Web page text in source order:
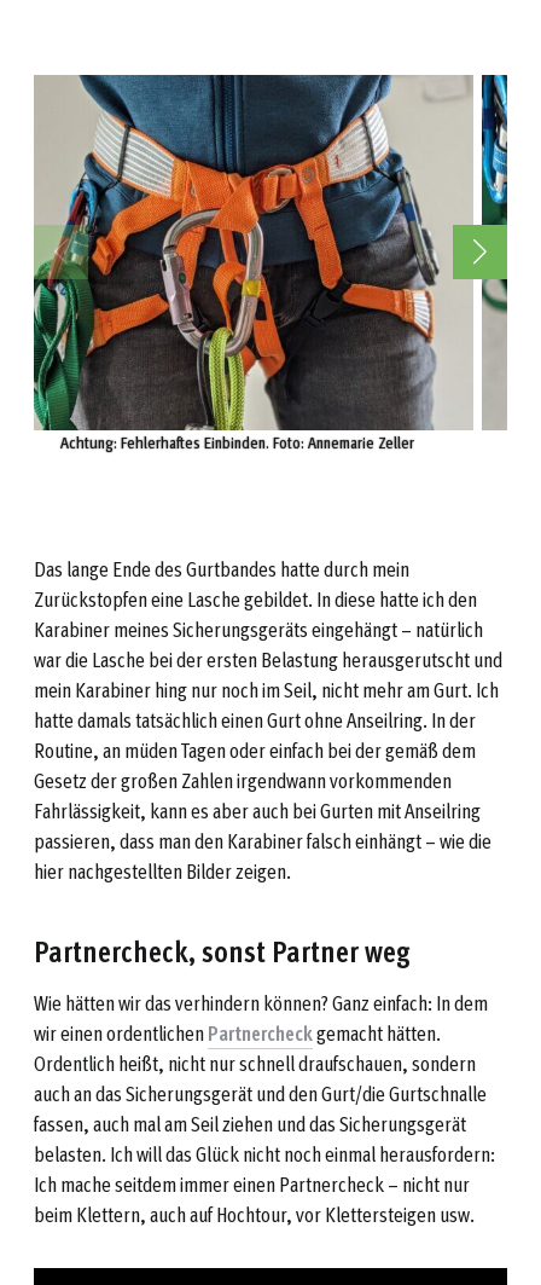
Achtung: Fehlerhaftes Einbinden. Foto: Annemarie Zeller
Das lange Ende des Gurtbandes hatte durch mein
Zurückstopfen eine Lasche gebildet. In diese hatte ich den
Karabiner meines Sicherungsgeräts eingehängt – natürlich
war die Lasche bei der ersten Belastung herausgerutscht und
mein Karabiner hing nur noch im Seil, nicht mehr am Gurt. Ich
hatte damals tatsächlich einen Gurt ohne Anseilring. In der
Routine, an müden Tagen oder einfach bei der gemäß dem
Gesetz der großen Zahlen irgendwann vorkommenden
Fahrlässigkeit, kann es aber auch bei Gurten mit Anseilring
passieren, dass man den Karabiner falsch einhängt – wie die
hier nachgestellten Bilder zeigen.
Partnercheck, sonst Partner weg
Wie hätten wir das verhindern können? Ganz einfach: In dem
wir einen ordentlichenPartnercheckgemacht hätten.
Ordentlich heißt, nicht nur schnell draufschauen, sondern
auch an das Sicherungsgerät und den Gurt/die Gurtschnalle
fassen, auch mal am Seil ziehen und das Sicherungsgerät
belasten. Ich will das Glück nicht noch einmal herausfordern:
Ich mache seitdem immer einen Partnercheck – nicht nur
beim Klettern, auch auf Hochtour, vor Klettersteigen usw.